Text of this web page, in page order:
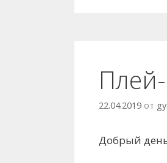
22.04.2019 от
Добрый